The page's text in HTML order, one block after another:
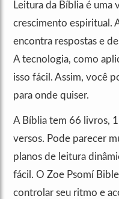
Leitura da Bíblia é uma
crescimento espiritual.
encontra respostas e
A tecnologia, como
isso fácil. Assim, você
para onde quiser.
A Bíblia tem 66 livros,
versos. Pode parecer
planos de leitura
fácil. O Zoe Psomí
controlar seu ritmo e